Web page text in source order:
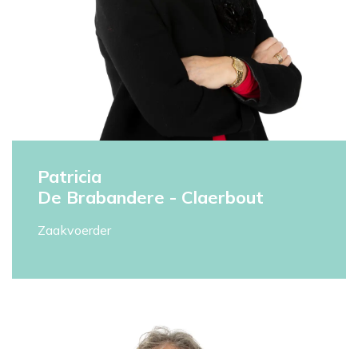
Patricia
De Brabandere - Claerbout
Zaakvoerder